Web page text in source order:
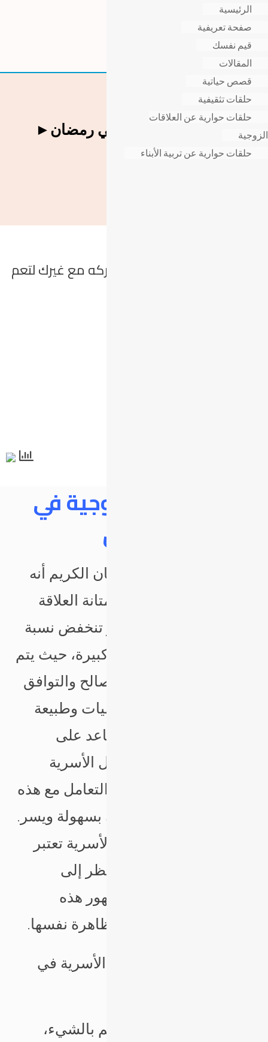
المشكلات الزوجية في رمضان►
المقالات
هل أعجبك الموضوع؟ شاركه مع غيرك لتعم
المشكلات الزوجية في
رمضان
إن من أفضال شهر رمضان الكريم أنه
يزيد من ترابط الأسرة ومتانة العلاقة
الزوجية، ففي هذا الشهر تنخفض نسبة
المشاكل الأسرية بنسبة كبيرة، حيث يتم
حل معظم المشاكل بالتصالح والتوافق
في هدوء ويسر. إن روحانيات وطبيعة
شهر رمضان الفضيل تساعد على
انخفاض معدلات المشاكل الأسرية
بنسبة عالية جداً، كما أن التعامل مع هذه
النوعية من القضايا يكون بسهولة ويسر.
إن المشكلات الزوجية والأسرية تعتبر
ظاهرة طبيعية، وعلينا النظر إلى
الأسباب والمنشأ وراء ظهور هذه
المشكلات قبل النظر للظاهرة نفسها.
تتلخص أسباب المشاكل الأسرية في
* الجهل أي عدم العلم بالشيء،
الرئيسية
صفحة تعريفية
قيم نفسك
المقالات
قصص حياتية
حلقات تثقيفية
حلقات حوارية عن العلاقات
الزوجية
حلقات حوارية عن تربية الأبناء